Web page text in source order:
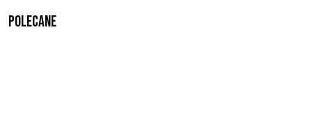
Polecane